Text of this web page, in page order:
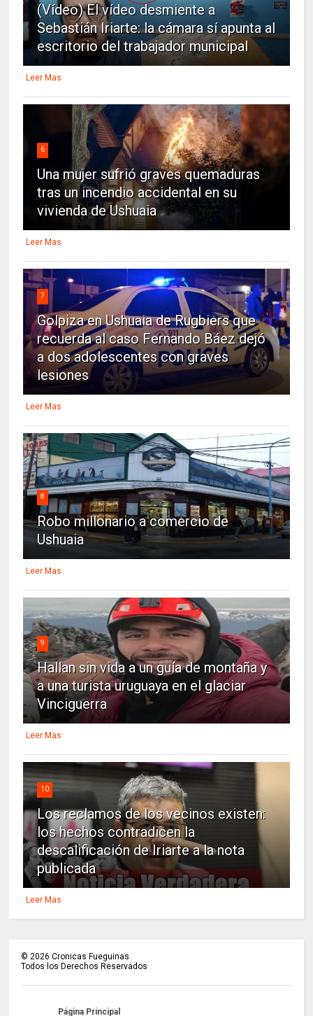
(Vídeo) El vídeo desmiente a
Sebastián Iriarte: la cámara sí apunta al
escritorio del trabajador municipal
Leer Mas
6
Una mujer sufrió graves quemaduras
tras un incendio accidental en su
vivienda de Ushuaia
Leer Mas
7
Golpiza en Ushuaia de Rugbiers que
recuerda al caso Fernando Báez dejó
a dos adolescentes con graves
lesiones
Leer Mas
8
Robo millonario a comercio de
Ushuaia
Leer Mas
9
Hallan sin vida a un guía de montaña y
a una turista uruguaya en el glaciar
Vinciguerra
Leer Mas
10
Los reclamos de los vecinos existen:
los hechos contradicen la
descalificación de Iriarte a la nota
publicada
Leer Mas
© 2026 Cronicas Fueguinas
Todos los Derechos Reservados
Página Principal